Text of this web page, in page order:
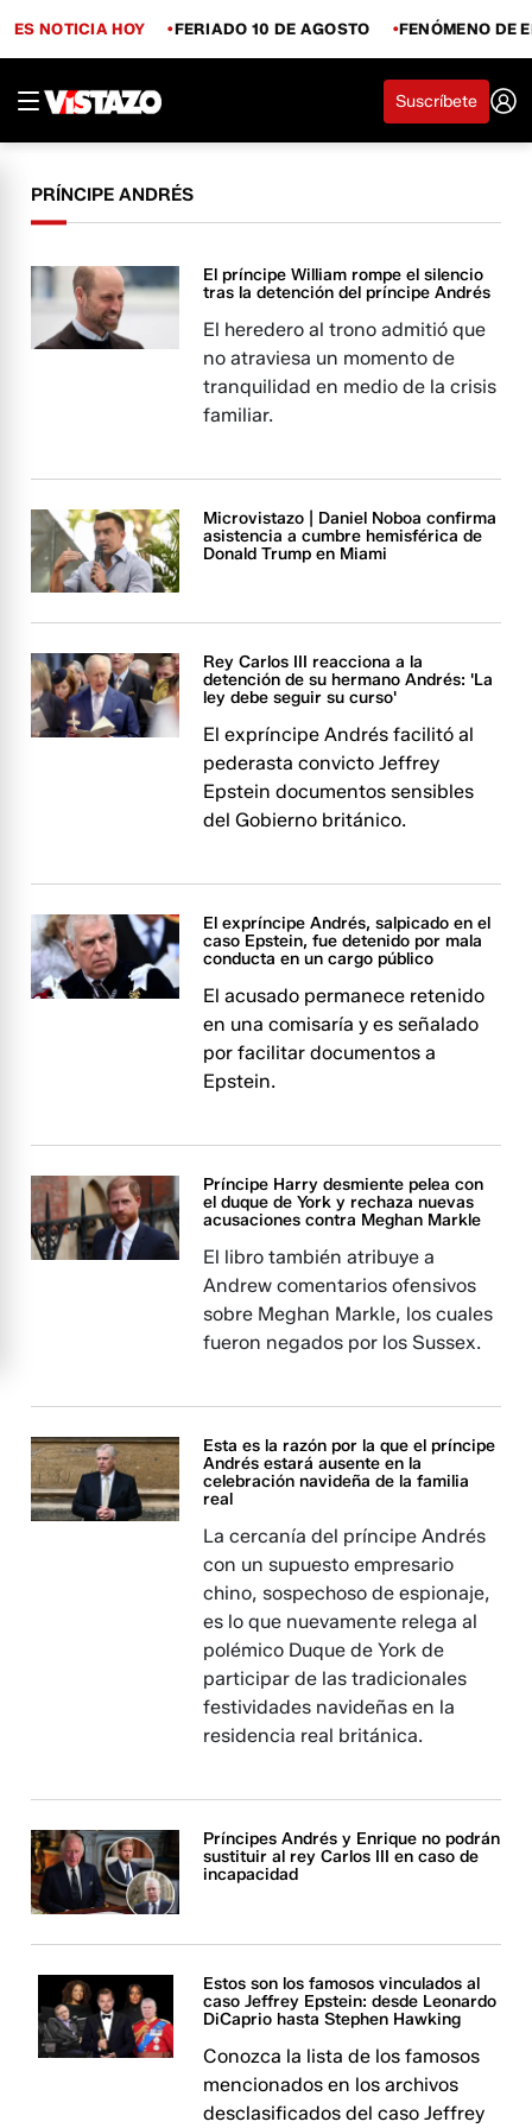
ES NOTICIA HOY FERIADO 10 DE AGOSTO FENÓMENO DE
Suscríbete
PRÍNCIPE ANDRÉS
El príncipe William rompe el silencio
tras la detención del príncipe Andrés
El heredero al trono admitió que
no atraviesa un momento de
tranquilidad en medio de la crisis
familiar.
Microvistazo | Daniel Noboa confirma
asistencia a cumbre hemisférica de
Donald Trump en Miami
Rey Carlos III reacciona a la
detención de su hermano Andrés: 'La
ley debe seguir su curso'
El expríncipe Andrés facilitó al
pederasta convicto Jeffrey
Epstein documentos sensibles
del Gobierno británico.
El expríncipe Andrés, salpicado en el
caso Epstein, fue detenido por mala
conducta en un cargo público
El acusado permanece retenido
en una comisaría y es señalado
por facilitar documentos a
Epstein.
Príncipe Harry desmiente pelea con
el duque de York y rechaza nuevas
acusaciones contra Meghan Markle
El libro también atribuye a
Andrew comentarios ofensivos
sobre Meghan Markle, los cuales
fueron negados por los Sussex.
Esta es la razón por la que el príncipe
Andrés estará ausente en la
celebración navideña de la familia
real
La cercanía del príncipe Andrés
con un supuesto empresario
chino, sospechoso de espionaje,
es lo que nuevamente relega al
polémico Duque de York de
participar de las tradicionales
festividades navideñas en la
residencia real británica.
Príncipes Andrés y Enrique no podrán
sustituir al rey Carlos III en caso de
incapacidad
Estos son los famosos vinculados al
caso Jeffrey Epstein: desde Leonardo
DiCaprio hasta Stephen Hawking
Conozca la lista de los famosos
mencionados en los archivos
desclasificados del caso Jeffrey